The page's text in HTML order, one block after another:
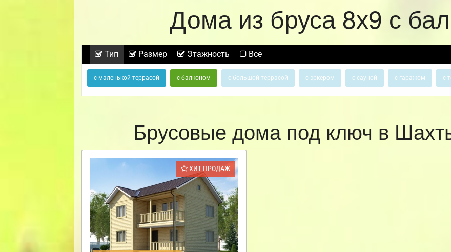
Дома из бруса 8х9 с
Тип Размер Этажность Все
с маленькой террасой с балконом с большой террасой с эркером с сауной с гаражом с
Брусовые дома под ключ в
ХИТ ПРОДАЖ